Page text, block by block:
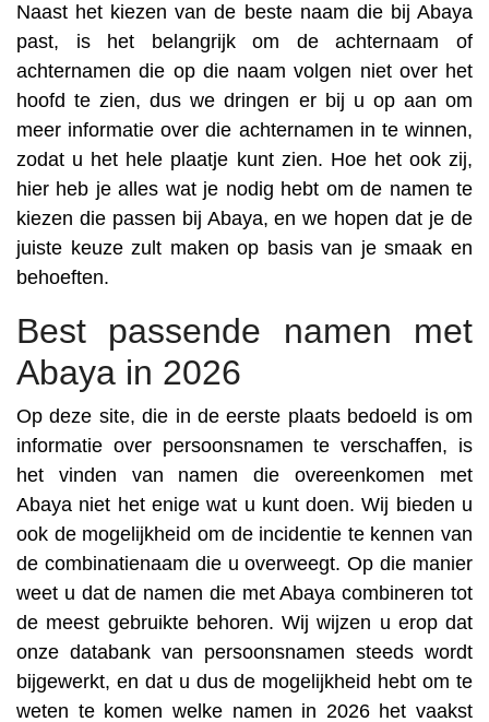
Naast het kiezen van de beste naam die bij Abaya
past, is het belangrijk om de achternaam of
achternamen die op die naam volgen niet over het
hoofd te zien, dus we dringen er bij u op aan om
meer informatie over die achternamen in te winnen,
zodat u het hele plaatje kunt zien. Hoe het ook zij,
hier heb je alles wat je nodig hebt om de namen te
kiezen die passen bij Abaya, en we hopen dat je de
juiste keuze zult maken op basis van je smaak en
behoeften.
Best passende namen met
Abaya in 2026
Op deze site, die in de eerste plaats bedoeld is om
informatie over persoonsnamen te verschaffen, is
het vinden van namen die overeenkomen met
Abaya niet het enige wat u kunt doen. Wij bieden u
ook de mogelijkheid om de incidentie te kennen van
de combinatienaam die u overweegt. Op die manier
weet u dat de namen die met Abaya combineren tot
de meest gebruikte behoren. Wij wijzen u erop dat
onze databank van persoonsnamen steeds wordt
bijgewerkt, en dat u dus de mogelijkheid hebt om te
weten te komen welke namen in 2026 het vaakst